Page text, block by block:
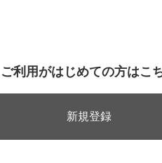
ご利用がはじめての方はこ
新規登録